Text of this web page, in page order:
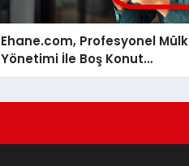
Ehane.com, Profesyonel Mülk
Yönetimi İle Boş Konut
Stokunu Eritecek